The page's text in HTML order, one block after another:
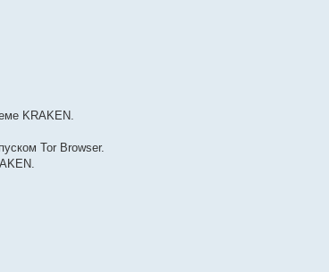
KRAKEN.
Tor Browser.